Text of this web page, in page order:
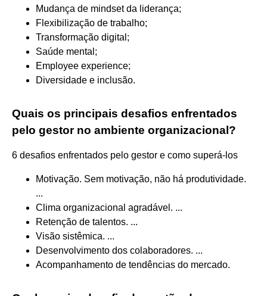
Mudança de mindset da liderança;
Flexibilização de trabalho;
Transformação digital;
Saúde mental;
Employee experience;
Diversidade e inclusão.
Quais os principais desafios enfrentados
pelo gestor no ambiente organizacional?
6 desafios enfrentados pelo gestor e como superá-los
Motivação. Sem motivação, não há produtividade.
...
Clima organizacional agradável. ...
Retenção de talentos. ...
Visão sistêmica. ...
Desenvolvimento dos colaboradores. ...
Acompanhamento de tendências do mercado.